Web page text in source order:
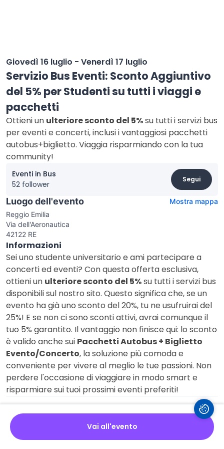
Giovedì 16 luglio - Venerdì 17 luglio
Servizio Bus Eventi: Sconto Aggiuntivo
del 5% per Studenti su tutti i viaggi e
pacchetti
Ottieni un ulteriore sconto del 5%su tutti i servizi bus
per eventi e concerti, inclusi i vantaggiosi pacchetti
autobus+biglietto. Viaggia risparmiando con la tua
community!
Eventi in Bus
52 follower
Segui
Luogo dell'evento
Mostra mappa
Reggio Emilia
Via dell'Aeronautica
42122 RE
Informazioni
Sei uno studente universitario e ami partecipare a
concerti ed eventi? Con questa offerta esclusiva,
ottieni un ulteriore sconto del 5%su tutti i servizi bus
disponibili sul nostro sito. Questo significa che, se un
evento ha già uno sconto del 20%, tu ne usufruirai del
25%! E se non ci sono sconti attivi, avrai comunque il
tuo 5% garantito. Il vantaggio non finisce qui: lo sconto
è valido anche sui Pacchetti Autobus + Biglietto
Evento/Concerto, la soluzione più comoda e
conveniente per vivere al meglio le tue passioni. Non
perdere l'occasione di viaggiare in modo smart e
risparmiare sui tuoi prossimi eventi preferiti!
Termini e condizioni
Vai all'evento